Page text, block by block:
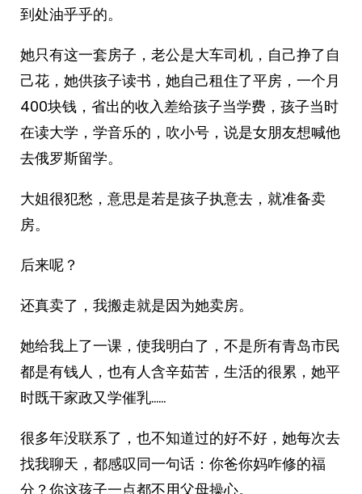
到处油乎乎的。
她只有这一套房子，老公是大车司机，自己挣了自
己花，她供孩子读书，她自己租住了平房，一个月
400块钱，省出的收入差给孩子当学费，孩子当时
在读大学，学音乐的，吹小号，说是女朋友想喊他
去俄罗斯留学。
大姐很犯愁，意思是若是孩子执意去，就准备卖
房。
后来呢？
还真卖了，我搬走就是因为她卖房。
她给我上了一课，使我明白了，不是所有青岛市民
都是有钱人，也有人含辛茹苦，生活的很累，她平
时既干家政又学催乳……
很多年没联系了，也不知道过的好不好，她每次去
找我聊天，都感叹同一句话：你爸你妈咋修的福
分？你这孩子一点都不用父母操心。